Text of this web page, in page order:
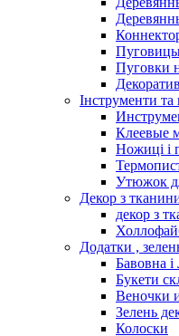
Пуговки
Інструменти та
Клеевые
Ножиці і
Утюжок
Декор з
декор з
Додатки ,
Бавовна і
Букети
Веночки
Зелень
Колоски